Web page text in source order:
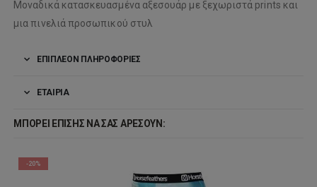
Μοναδικά κατασκευασμένα αξεσουάρ με ξεχωριστά prints και
μια πινελιά προσωπικού στυλ
ΕΠΙΠΛΈΟΝ ΠΛΗΡΟΦΟΡΊΕΣ
ΕΤΑΙΡΊΑ
ΜΠΟΡΕΊ ΕΠΊΣΗΣ ΝΑ ΣΑΣ ΑΡΈΣΟΥΝ:
-20%